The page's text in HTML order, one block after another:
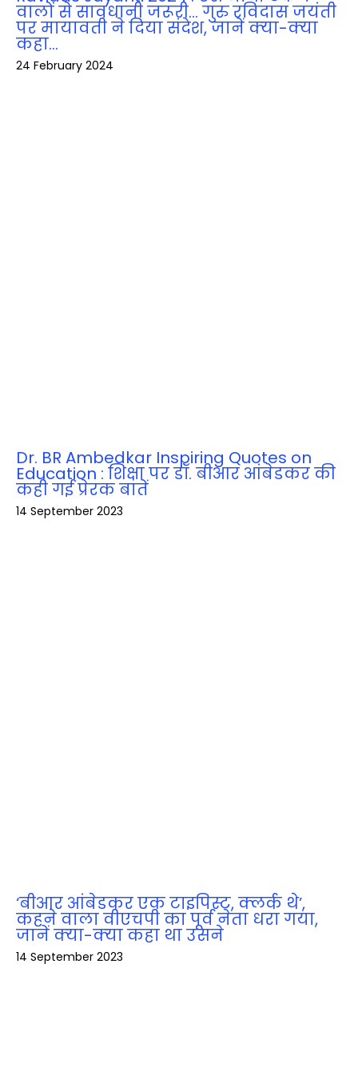
वालों से सावधानी जरूरी… गुरु रविदास जयंती
पर मायावती ने दिया संदेश, जानें क्‍या-क्‍या
कहा…
24 February 2024
Dr. BR Ambedkar Inspiring Quotes on
Education : शिक्षा पर डॉ. बीआर आंबेडकर की
कही गई प्रेरक बातें
14 September 2023
‘बीआर आंबेडकर एक टाइपिस्ट, क्लर्क थे’,
कहने वाला वीएचपी का पूर्व नेता धरा गया,
जानें क्‍या-क्‍या कहा था उसने
14 September 2023